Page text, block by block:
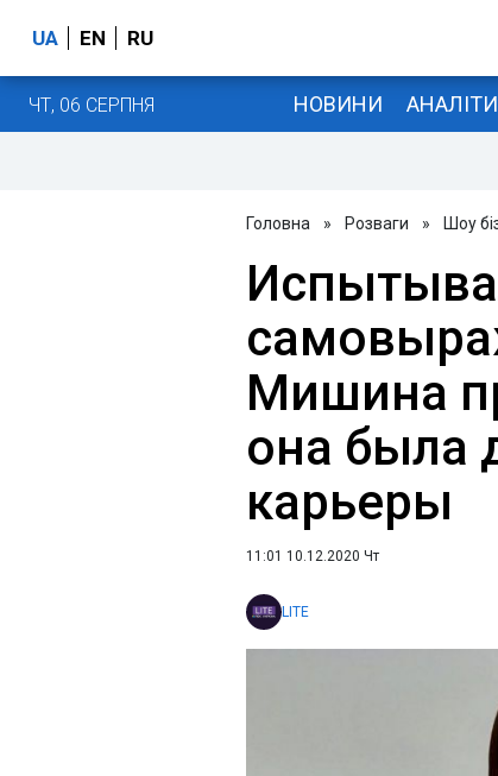
UA EN RU
ЧТ, 06 СЕРПНЯ НОВИНИ
Головна » Розваги » Шоу
Мишина
она была
карьеры
11:01 10.12.2020 Чт
LITE